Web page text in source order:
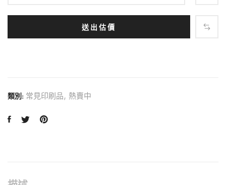
送出估價
類別: 常見印刷品, 熱賣中